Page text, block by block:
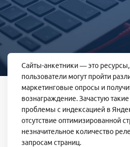
Сайты-анкетники — это
пользователи могут пройти
маркетинговые опросы и
вознаграждение. Зачастую
проблемы с индексацией в
отсутствие оптимизированной
незначительное количество
запросам страниц.